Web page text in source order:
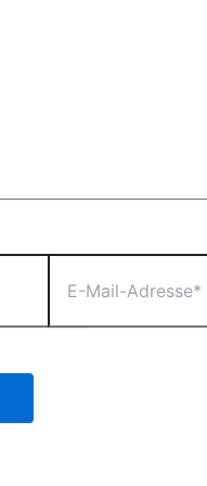
Mail-